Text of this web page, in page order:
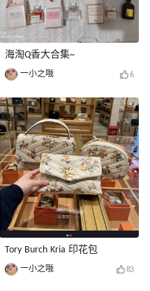
海淘Q香大合集~
一小之哦 6
Tory Burch Kria 印花包
一小之哦 83